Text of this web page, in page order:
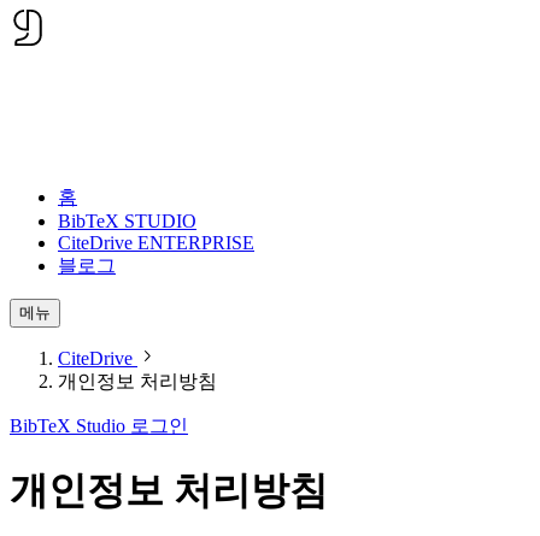
홈
BibTeX STUDIO
CiteDrive ENTERPRISE
블로그
메뉴
CiteDrive
개인정보 처리방침
BibTeX Studio 로그인
개인정보 처리방침